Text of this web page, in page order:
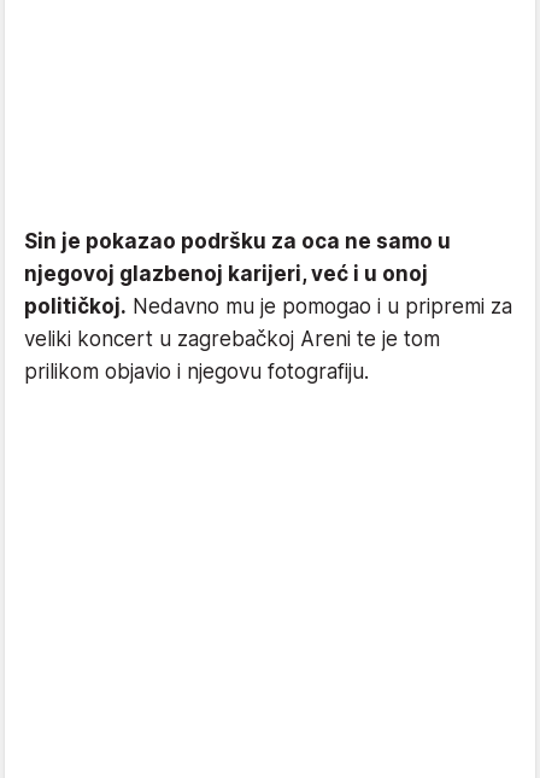
Sin je pokazao podršku za oca ne samo u
njegovoj glazbenoj karijeri, već i u onoj
političkoj. Nedavno mu je pomogao i u pripremi za
veliki koncert u zagrebačkoj Areni te je tom
prilikom objavio i njegovu fotografiju.